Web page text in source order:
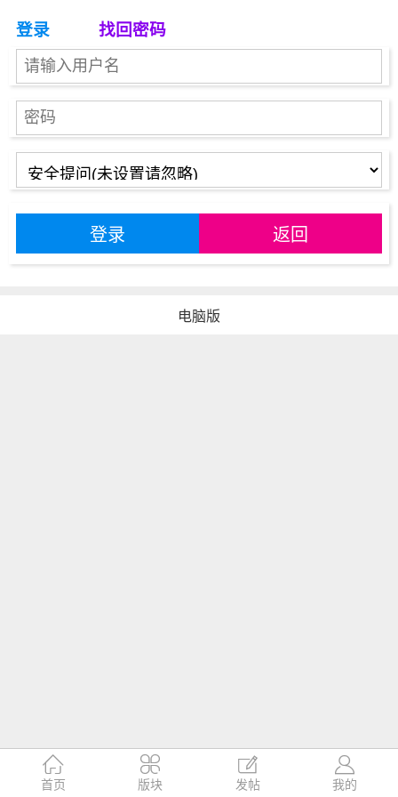
登录 找回密码
登录 返回

首页

版块

发帖

我的
电脑版